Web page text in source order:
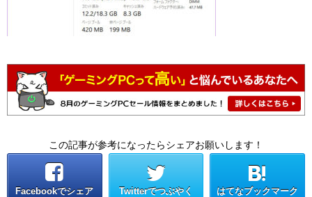
この記事が参考になったらシェアお願いします！
Facebookでシェア Twitterでつぶやく はてなブックマーク